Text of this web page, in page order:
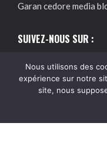
Garan cedore media
SUIVEZ-NOUS SUR :
Nous utilisons des
expérience sur notre
site, nous